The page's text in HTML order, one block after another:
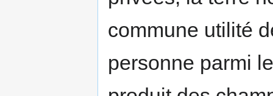
commune utilité
personne parmi